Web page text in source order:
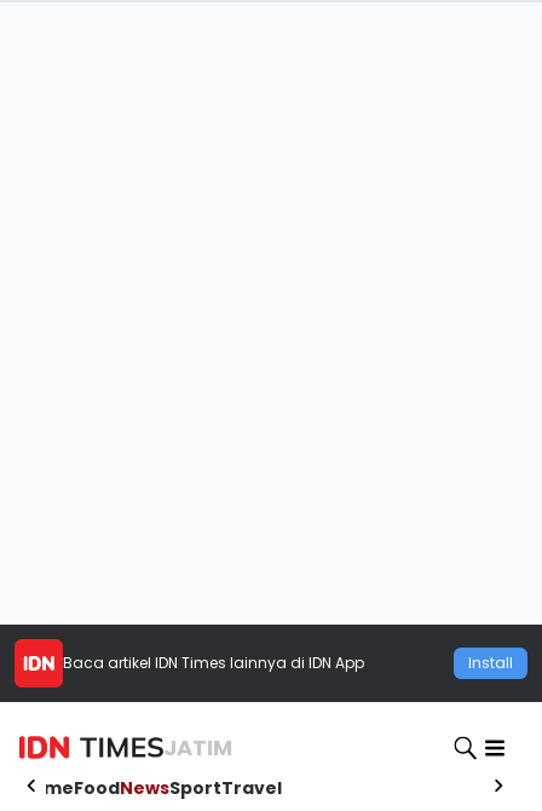
Baca artikel IDN Times lainnya di IDN App Install
JATIM
HomeFoodNewsSportTravel